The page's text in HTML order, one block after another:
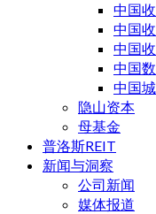
中国
中国
中国
中国
中国
隐山资本
母基金
普洛斯REIT
新闻与洞察
公司新闻
媒体报道